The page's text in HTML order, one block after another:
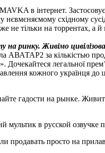
в інтернет.
східному
не тільки на торрентах, а й
на ринку. Живімо
АВАТАР2 за кількістью
Дочекайтеся легальної
кожного українця до
гадости на рынке.
мультик в русской озвучке
продавать просто на